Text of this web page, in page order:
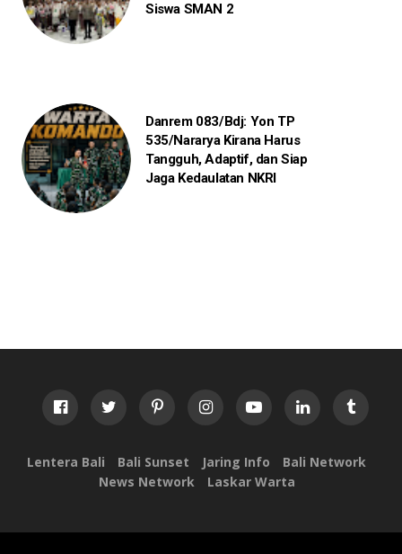
Siswa SMAN 2
Danrem 083/Bdj: Yon TP
535/Nararya Kirana Harus
Tangguh, Adaptif, dan Siap
Jaga Kedaulatan NKRI
Lentera Bali Bali Sunset Jaring Info
Bali Network
News Network
Laskar Warta